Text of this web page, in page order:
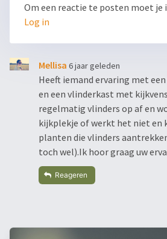
Om een reactie te posten moet je
Log in
Mellisa 6 jaar geleden
Heeft iemand ervaring met
en een vlinderkast met
regelmatig vlinders op af en
kijkplekje of werkt het niet en
planten die vlinders
toch wel).Ik hoor graag uw
Reageren